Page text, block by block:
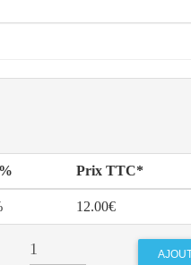
Prix TTC*
12.00€